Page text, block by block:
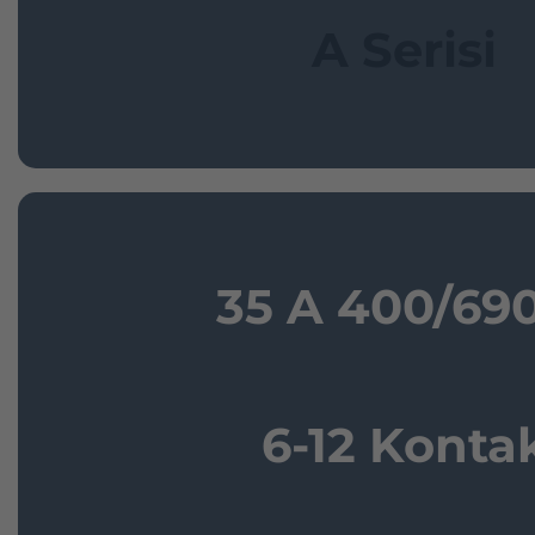
35 A 400/
6-12